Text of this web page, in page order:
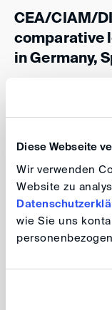
Diese Webseite
Wir verwenden
Website zu
wie Sie uns
CEA/CIAM/
comparative
in Germany,
10787 Berlin
Resolution Days.
For further